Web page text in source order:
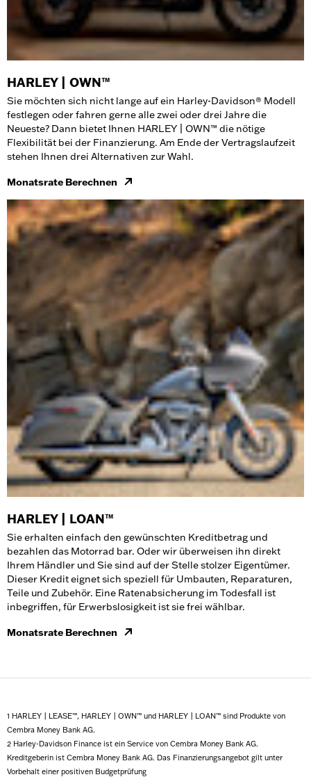
HARLEY | OWN™
Sie möchten sich nicht lange auf ein Harley-Davidson® Modell
festlegen oder fahren gerne alle zwei oder drei Jahre die
Neueste? Dann bietet Ihnen HARLEY | OWN™ die nötige
Flexibilität bei der Finanzierung. Am Ende der Vertragslaufzeit
stehen Ihnen drei Alternativen zur Wahl.
Monatsrate Berechnen
HARLEY | LOAN™
Sie erhalten einfach den gewünschten Kreditbetrag und
bezahlen das Motorrad bar. Oder wir überweisen ihn direkt
Ihrem Händler und Sie sind auf der Stelle stolzer Eigentümer.
Dieser Kredit eignet sich speziell für Umbauten, Reparaturen,
Teile und Zubehör. Eine Ratenabsicherung im Todesfall ist
inbegriffen, für Erwerbslosigkeit ist sie frei wählbar.
Monatsrate Berechnen
1 HARLEY | LEASE™, HARLEY | OWN™ und HARLEY | LOAN™ sind Produkte von
Cembra Money Bank AG.
2 Harley-Davidson Finance ist ein Service von Cembra Money Bank AG.
Kreditgeberin ist Cembra Money Bank AG. Das Finanzierungsangebot gilt unter
Vorbehalt einer positiven Budgetprüfung